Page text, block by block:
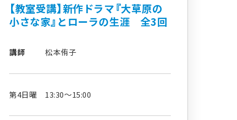
【教室受講】新作ドラマ『大草原の
小さな家』とローラの生涯 全3回
講師 松本侑子
第4日曜 13:30～15:00